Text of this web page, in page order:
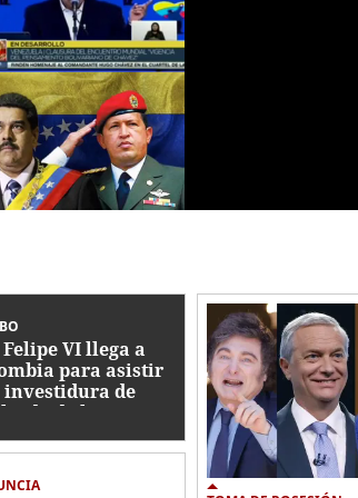
Felipe VI llega a
para asistir
investidura de
de la